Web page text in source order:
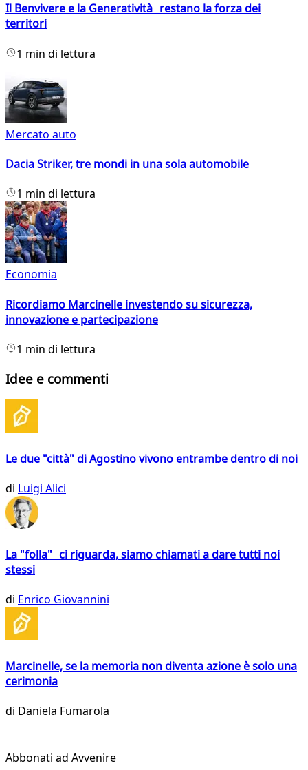
Il Benvivere e la Generatività restano la forza dei
territori
1 min di lettura
Mercato auto
Dacia Striker, tre mondi in una sola automobile
1 min di lettura
Economia
Ricordiamo Marcinelle investendo su sicurezza,
innovazione e partecipazione
1 min di lettura
Idee e commenti
Le due "città" di Agostino vivono entrambe dentro di noi
di Luigi Alici
La "folla" ci riguarda, siamo chiamati a dare tutti noi
stessi
di Enrico Giovannini
Marcinelle, se la memoria non diventa azione è solo una
cerimonia
di Daniela Fumarola
Abbonati ad Avvenire